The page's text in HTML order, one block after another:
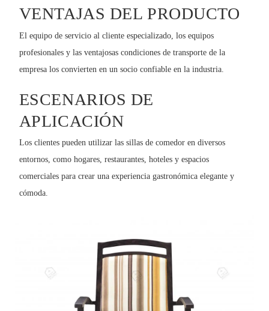
VENTAJAS DEL PRODUCTO
El equipo de servicio al cliente especializado, los equipos
profesionales y las ventajosas condiciones de transporte de la
empresa los convierten en un socio confiable en la industria.
ESCENARIOS DE
APLICACIÓN
Los clientes pueden utilizar las sillas de comedor en diversos
entornos, como hogares, restaurantes, hoteles y espacios
comerciales para crear una experiencia gastronómica elegante y
cómoda.